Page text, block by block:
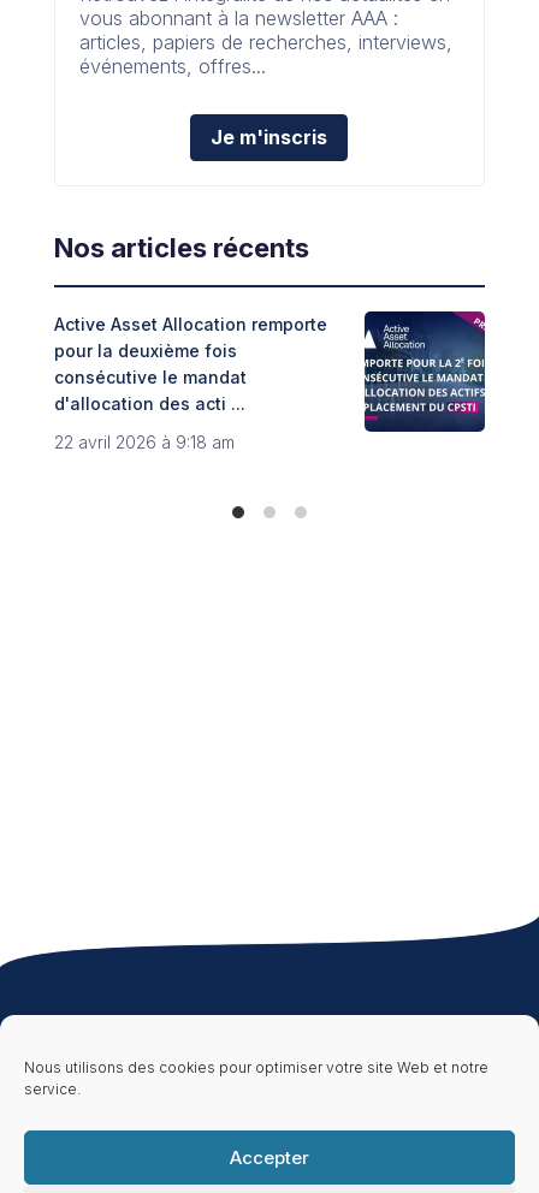
Nous utilisons des cookies pour optimiser votre site Web et notre
service.
Accepter
vous abonnant à la newsletter AAA :
articles, papiers de recherches, interviews,
événements, offres...
Je m'inscris
Nos articles récents
Active Asset Allocation remporte
pour la deuxième fois
consécutive le mandat
d'allocation des acti ...
22 avril 2026 à 9:18 am
?
Nos clients &
Nous rejoindre
Brochures
questions (FAQ)
Document